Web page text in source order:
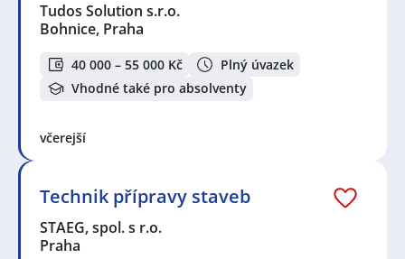
Tudos Solution s.r.o.
Bohnice, Praha
40 000 – 55 000 Kč
Plný úvazek
Vhodné také pro absolventy
včerejší
Technik přípravy staveb
STAEG, spol. s r.o.
Praha